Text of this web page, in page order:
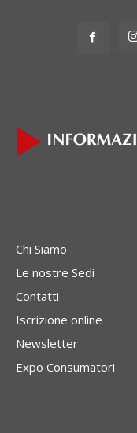
Chi Siamo
Le nostre Sedi
Contatti
Iscrizione online
Newsletter
Expo Consumatori